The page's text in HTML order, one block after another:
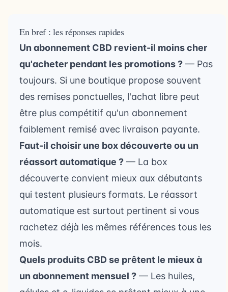
En bref : les réponses rapides
Un abonnement CBD revient-il moins cher
qu'acheter pendant les promotions ? — Pas
toujours. Si une boutique propose souvent
des remises ponctuelles, l'achat libre peut
être plus compétitif qu'un abonnement
faiblement remisé avec livraison payante.
Faut-il choisir une box découverte ou un
réassort automatique ? — La box
découverte convient mieux aux débutants
qui testent plusieurs formats. Le réassort
automatique est surtout pertinent si vous
rachetez déjà les mêmes références tous les
mois.
Quels produits CBD se prêtent le mieux à
un abonnement mensuel ? — Les huiles,